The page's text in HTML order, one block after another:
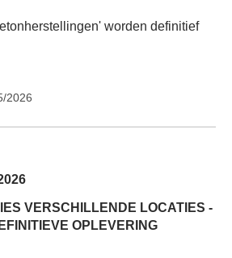
worden definitief
2026
VERSCHILLENDE LOCATIES -
OPLEVERING